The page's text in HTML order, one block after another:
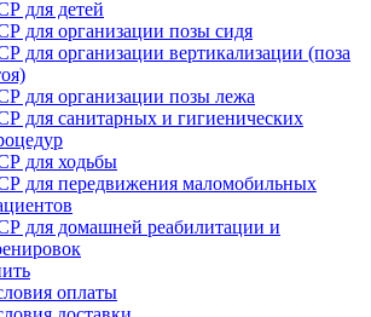
для детей
для организации позы сидя
для организации вертикализации (поза
для организации позы лежа
для санитарных и гигиенических
для ходьбы
для передвижения маломобильных
для домашней реабилитации и
оплаты